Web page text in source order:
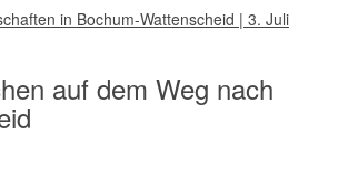
in Bochum-Wattenscheid | 3. Juli
auf dem Weg nach